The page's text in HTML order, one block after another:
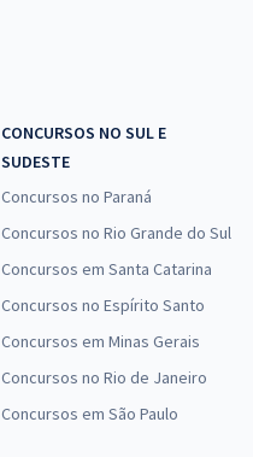
CONCURSOS NO SUL E
SUDESTE
Concursos no Paraná
Concursos no Rio Grande do Sul
Concursos em Santa Catarina
Concursos no Espírito Santo
Concursos em Minas Gerais
Concursos no Rio de Janeiro
Concursos em São Paulo